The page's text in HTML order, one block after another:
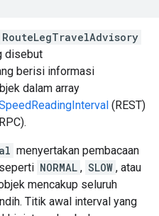
RouteLegTravelAdvisory
disebut
berisi informasi
dalam array
(REST)
menyertakan pembacaan
NORMAL , SLOW , atau
mencakup seluruh
Titik awal interval yang